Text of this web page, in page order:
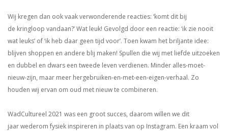
Wij kregen dan ook vaak verwonderende reacties: ‘komt dit bij
de kringloop vandaan?’ Wat leuk! Gevolgd door een reactie: ‘ik zie nooit
wat leuks’ of ‘ik heb daar geen tijd voor’. Toen kwam het briljante idee:
blijven shoppen en andere blij maken! Spullen die wij met liefde uitzoeken
en dubbel en dwars een tweede leven verdienen. Minder alles-moet-
nieuw-zijn, maar meer hergebruiken-en-met-een-eigen-verhaal. Zo
houden wij ervan om oud met nieuw te combineren.
WadCultureel 2021 was een groot succes, daarom willen we dit
jaar wederom fysiek inspireren in plaats van op Instagram. Een kraam vol